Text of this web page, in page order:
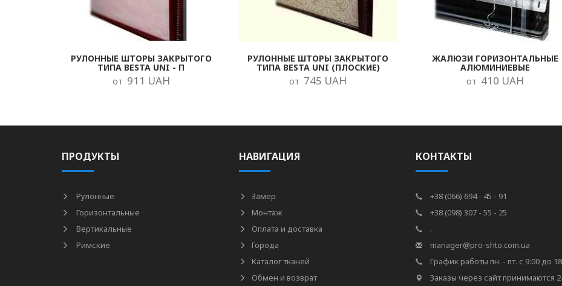
РУЛОННЫЕ ШТОРЫ ЗАКРЫТОГО
ТИПА BESTA UNI - П
от 911 UAH
РУЛОННЫЕ ШТОРЫ ЗАКРЫТОГО
ТИПА BESTA UNI (ПЛОСКИЕ)
от 745 UAH
ЖАЛЮЗИ ГОРИЗОНТАЛЬНЫЕ
АЛЮМИНИЕВЫЕ
от 410 UAH
ПРОДУКТЫ
Рулонные
Горизонтальные
Вертикальные
Римские
НАВИГАЦИЯ
Замер
Монтаж
Оплата и доставка
Города
Каталог тканей
Обмен и возврат
КОНТАКТЫ
+38 (066) 694 - 45 - 91
+38 (098) 307 - 55 - 25
.
manager@pro-shto.com.ua
График работы пн. - пт. с 9:00 до
Заказы через сайт принимаются